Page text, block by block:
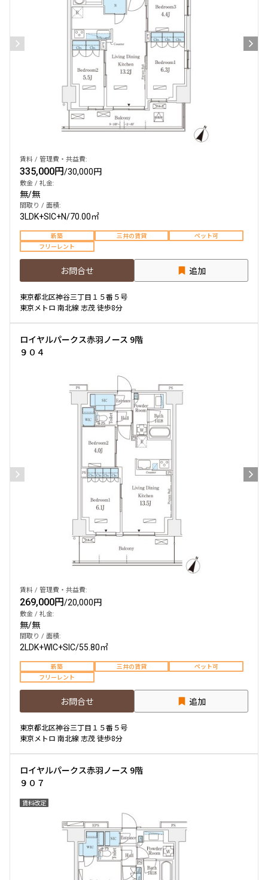
賃料 / 管理費・共益費:
335,000円/30,000円
敷金 / 礼金:
無/無
間取り / 面積:
3LDK+SIC+N/70.00㎡
新築 三井の賃貸
ペット可
フリーレント
お問合せ 追加
東京都北区神谷三丁目１５番５号
東京メトロ 南北線 志茂 徒歩8分
ロイヤルパークス赤羽ノース 9階
９０４
賃料 / 管理費・共益費:
269,000円/20,000円
敷金 / 礼金:
無/無
間取り / 面積:
2LDK+WIC+SIC/55.80㎡
新築 三井の賃貸
ペット可
フリーレント
お問合せ 追加
東京都北区神谷三丁目１５番５号
東京メトロ 南北線 志茂 徒歩8分
ロイヤルパークス赤羽ノース 9階
９０７
賃料改定